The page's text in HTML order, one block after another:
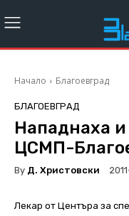
Начало Благоевград
БЛАГОЕВГРАД
Нападнаха
ЦСМП-
By Д. Христовски
Лекар от Центъра за